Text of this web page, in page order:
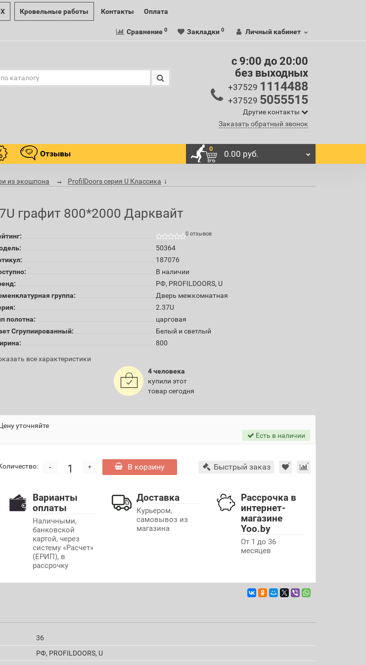
Кровельные работы Контакты Оплата
Сравнение 0 Закладки 0 Личный кабинет
c 9:00 до 20:00
без выходных
+37529 1114488
+37529 5055515
Другие контакты
Заказать обратный звонок
Отзывы
0
0.00 руб.
из экошпона ProfilDoors серия U Классика
графит 800*2000 Дарквайт
0 отзывов
50364
187076
В наличии
РФ, PROFILDOORS, U
группа:
Дверь межкомнатная
2.37U
полотна:
царговая
Сгрупиированный:
Белый и светлый
800
все характеристики
4 человека
купили этот
товар сегодня
уточняйте
Есть в наличии
+
- В корзину Быстрый заказ
Варианты
оплаты
Наличными,
банковской
картой, через
систему «Расчет»
(ЕРИП), в
рассрочку
Доставка
Курьером,
самовывоз из
магазина
Рассрочка в
интернет-
магазине
Yoo.by
От 1 до 36
месяцев
36
РФ, PROFILDOORS, U